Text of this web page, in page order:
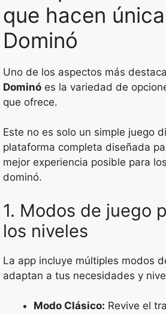
que hacen
Dominó
Uno de los aspectos más
Dominó es la variedad de
que ofrece.
Este no es solo un simple juego
plataforma completa diseñada
mejor experiencia posible para
dominó.
1. Modos de juego
los niveles
La app incluye múltiples modos
adaptan a tus necesidades y
Modo Clásico: Revive el